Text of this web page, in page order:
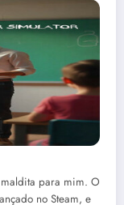
para mim. O
no Steam, e